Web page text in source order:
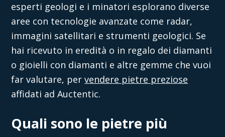
esperti geologi e i minatori esplorano diverse
aree con tecnologie avanzate come radar,
immagini satellitari e strumenti geologici. Se
hai ricevuto in eredità o in regalo dei diamanti
o gioielli con diamanti e altre gemme che vuoi
far valutare, pervendere pietre preziose
affidati adAuctentic.
Quali sono le pietre più